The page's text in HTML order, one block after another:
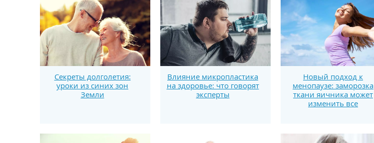
Секреты долголетия:
уроки из синих зон
Земли
Влияние микропластика
на здоровье: что говорят
эксперты
Новый подход к
менопаузе: заморозка
ткани яичника может
изменить все